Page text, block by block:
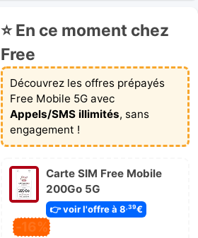
⭐ En ce moment chez
Free
Découvrez les offres prépayés
Free Mobile 5G avec
Appels/SMS illimités, sans
engagement !
Carte SIM Free Mobile
200Go 5G
👉 voir l'offre à 8,39€
-16%